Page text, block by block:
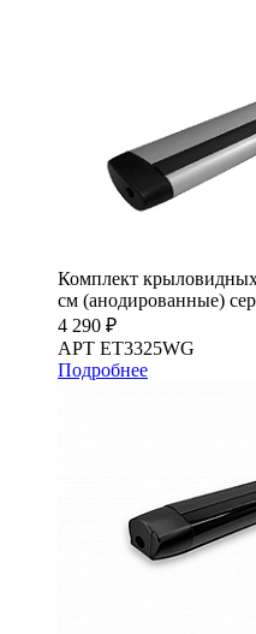
Комплект
см (анодированные)
4 290 ₽
АРТ ET3325WG
Подробнее